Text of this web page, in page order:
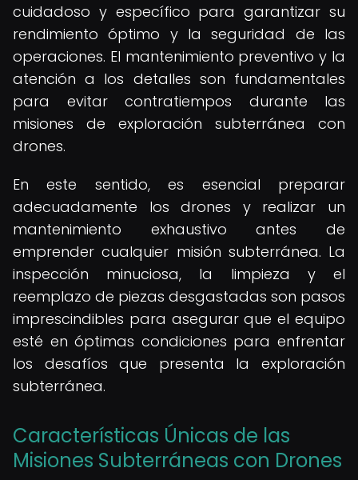
cuidadoso y específico para garantizar su
rendimiento óptimo y la seguridad de las
operaciones. El mantenimiento preventivo y la
atención a los detalles son fundamentales
para evitar contratiempos durante las
misiones de exploración subterránea con
drones.
En este sentido, es esencial preparar
adecuadamente los drones y realizar un
mantenimiento exhaustivo antes de
emprender cualquier misión subterránea. La
inspección minuciosa, la limpieza y el
reemplazo de piezas desgastadas son pasos
imprescindibles para asegurar que el equipo
esté en óptimas condiciones para enfrentar
los desafíos que presenta la exploración
subterránea.
Características Únicas de las
Misiones Subterráneas con Drones